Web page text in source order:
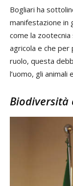
Bogliari ha
manifestazione in
come la zootecnia
agricola e che
ruolo, questa
l’uomo, gli animali
Biodiversità